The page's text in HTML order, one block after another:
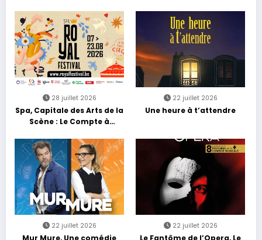
28 juillet 2026
Spa, Capitale des Arts de la
Scène : Le Compte à
22 juillet 2026
Une heure à t’attendre
22 juillet 2026 22 juillet 2026